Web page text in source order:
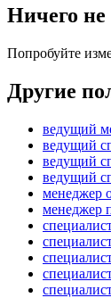
Ничего
Попробуйте
Другие
ведущий
ведущий
ведущий
ведущий
менеджер
менеджер